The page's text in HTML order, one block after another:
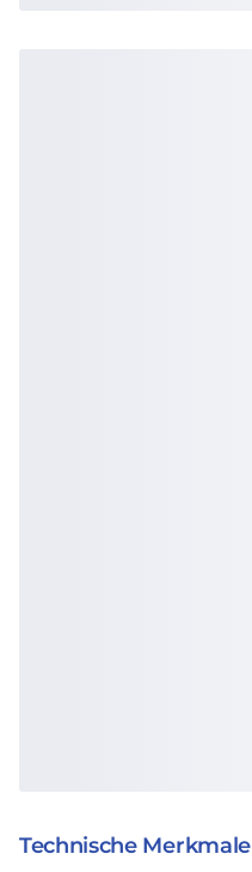
Technische Merkmale